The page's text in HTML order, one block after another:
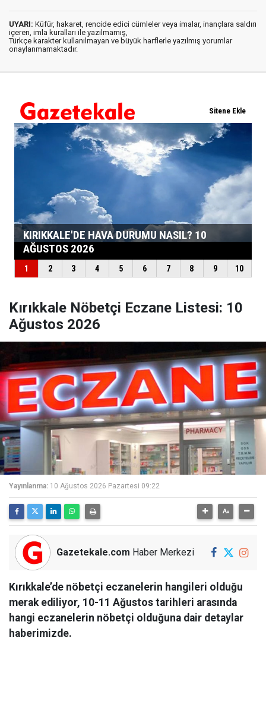
UYARI: Küfür, hakaret, rencide edici cümleler veya imalar, inançlara saldırı
içeren, imla kuralları ile yazılmamış,
Türkçe karakter kullanılmayan ve büyük harflerle yazılmış yorumlar
onaylanmamaktadır.
Kırıkkale Nöbetçi Eczane Listesi: 10
Ağustos 2026
Yayınlanma: 10 Ağustos 2026 Pazartesi 09:22
Gazetekale.com Haber Merkezi
Kırıkkale’de nöbetçi eczanelerin hangileri olduğu
merak ediliyor, 10-11 Ağustos tarihleri arasında
hangi eczanelerin nöbetçi olduğuna dair detaylar
haberimizde.